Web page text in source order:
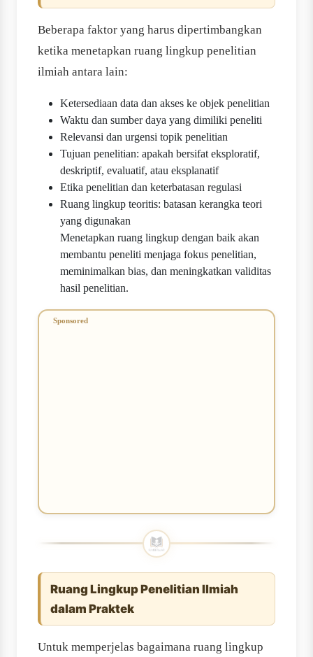
Beberapa faktor yang harus dipertimbangkan
ketika menetapkan ruang lingkup penelitian
ilmiah antara lain:
Ketersediaan data dan akses ke objek penelitian
Waktu dan sumber daya yang dimiliki peneliti
Relevansi dan urgensi topik penelitian
Tujuan penelitian: apakah bersifat eksploratif,
deskriptif, evaluatif, atau eksplanatif
Etika penelitian dan keterbatasan regulasi
Ruang lingkup teoritis: batasan kerangka teori
yang digunakan
Menetapkan ruang lingkup dengan baik akan
membantu peneliti menjaga fokus penelitian,
meminimalkan bias, dan meningkatkan validitas
hasil penelitian.
Ruang Lingkup Penelitian Ilmiah
dalam Praktek
Untuk memperjelas bagaimana ruang lingkup